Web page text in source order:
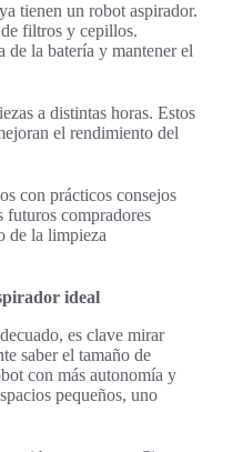
tienen un robot aspirador.
filtros y cepillos.
de la batería y mantener el
a distintas horas. Estos
el rendimiento del
con prácticos consejos
futuros compradores
de la limpieza
ideal
es clave mirar
saber el tamaño de
con más autonomía y
pequeños, uno